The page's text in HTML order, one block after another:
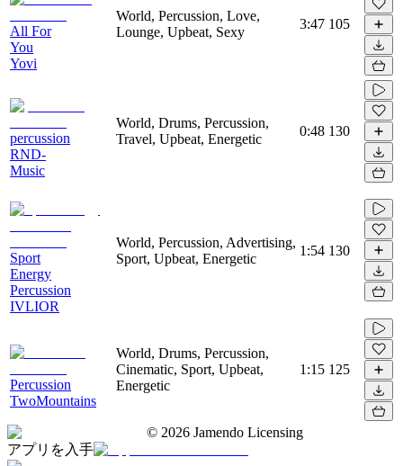
All For
You
Yovi
World, Percussion, Love,
Lounge, Upbeat, Sexy
3:47 105
percussion
RND-
Music
World, Drums, Percussion,
Travel, Upbeat, Energetic
0:48 130
Sport
Energy
Percussion
IVLIOR
World, Percussion, Advertising,
Sport, Upbeat, Energetic
1:54 130
Percussion
TwoMountains
World, Drums, Percussion,
Cinematic, Sport, Upbeat,
Energetic
1:15 125
© 2026 Jamendo Licensing
アプリを入手